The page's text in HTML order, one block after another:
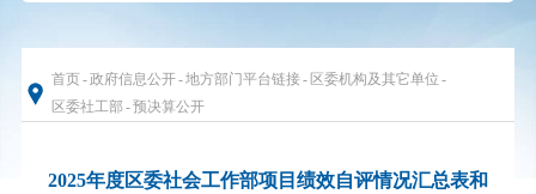
首页-政府信息公开-地方部门平台链接- 区委机构及其它单位 -
区委社工部 -预决算公开
2025年度区委社会工作部项目绩效自评情况汇总表和